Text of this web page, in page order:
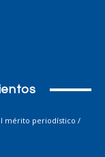
mérito periodístico /